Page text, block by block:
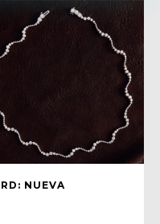
NUEVA